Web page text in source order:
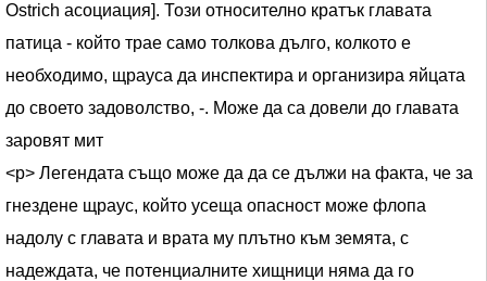
Ostrich асоциация]. Този относително кратък главата
патица - който трае само толкова дълго, колкото е
необходимо, щрауса да инспектира и организира яйцата
до своето задоволство, -. Може да са довели до главата
заровят мит
<р> Легендата също може да да се дължи на факта, че за
гнездене щраус, който усеща опасност може флопа
надолу с главата и врата му плътно към земята, с
надеждата, че потенциалните хищници няма да го